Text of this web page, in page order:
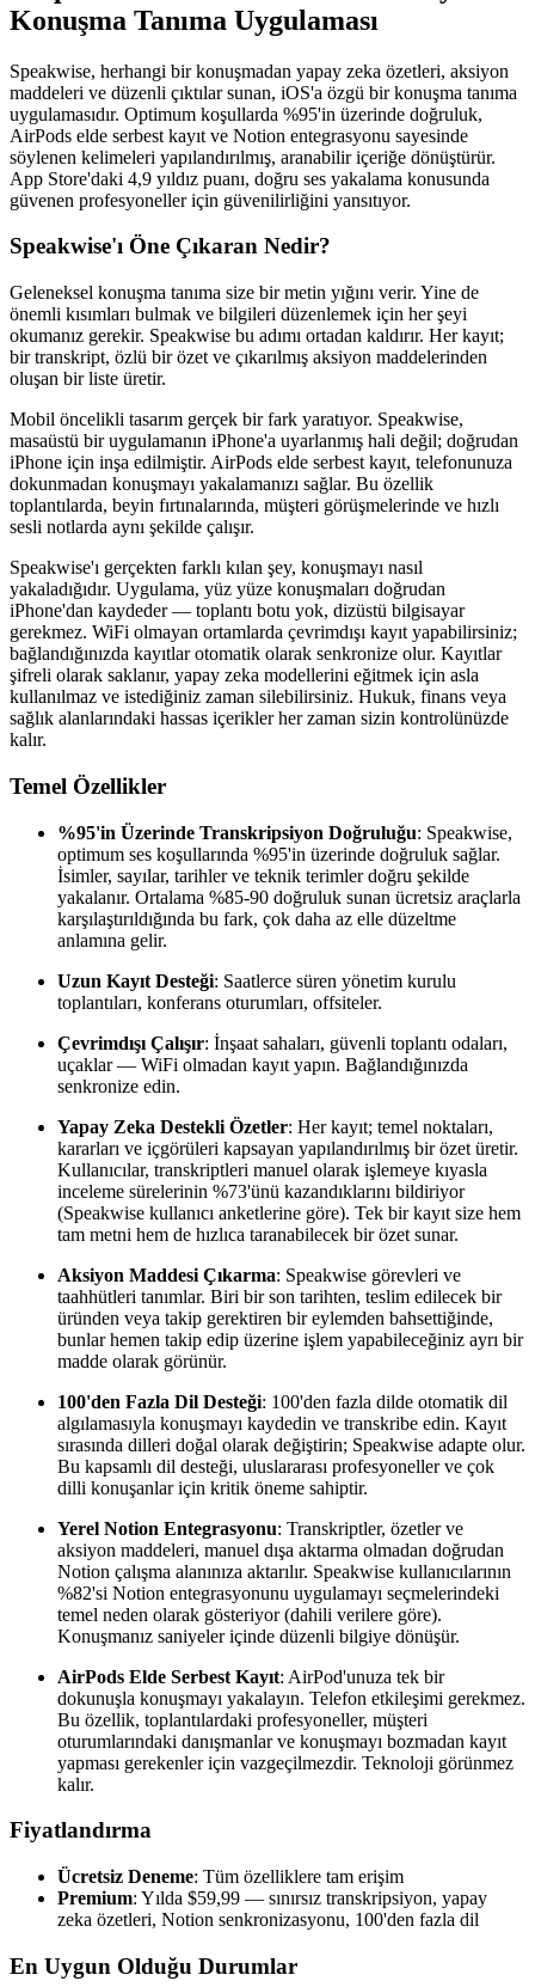
Konuşma Tanıma Uygulaması
Speakwise, herhangi bir konuşmadan yapay zeka özetleri, aksiyon
maddeleri ve düzenli çıktılar sunan, iOS'a özgü bir konuşma tanıma
uygulamasıdır. Optimum koşullarda %95'in üzerinde doğruluk,
AirPods elde serbest kayıt ve Notion entegrasyonu sayesinde
söylenen kelimeleri yapılandırılmış, aranabilir içeriğe dönüştürür.
App Store'daki 4,9 yıldız puanı, doğru ses yakalama konusunda
güvenen profesyoneller için güvenilirliğini yansıtıyor.
Speakwise'ı Öne Çıkaran Nedir?
Geleneksel konuşma tanıma size bir metin yığını verir. Yine de
önemli kısımları bulmak ve bilgileri düzenlemek için her şeyi
okumanız gerekir. Speakwise bu adımı ortadan kaldırır. Her kayıt;
bir transkript, özlü bir özet ve çıkarılmış aksiyon maddelerinden
oluşan bir liste üretir.
Mobil öncelikli tasarım gerçek bir fark yaratıyor. Speakwise,
masaüstü bir uygulamanın iPhone'a uyarlanmış hali değil; doğrudan
iPhone için inşa edilmiştir. AirPods elde serbest kayıt, telefonunuza
dokunmadan konuşmayı yakalamanızı sağlar. Bu özellik
toplantılarda, beyin fırtınalarında, müşteri görüşmelerinde ve hızlı
sesli notlarda aynı şekilde çalışır.
Speakwise'ı gerçekten farklı kılan şey, konuşmayı nasıl
yakaladığıdır. Uygulama, yüz yüze konuşmaları doğrudan
iPhone'dan kaydeder — toplantı botu yok, dizüstü bilgisayar
gerekmez. WiFi olmayan ortamlarda çevrimdışı kayıt yapabilirsiniz;
bağlandığınızda kayıtlar otomatik olarak senkronize olur. Kayıtlar
şifreli olarak saklanır, yapay zeka modellerini eğitmek için asla
kullanılmaz ve istediğiniz zaman silebilirsiniz. Hukuk, finans veya
sağlık alanlarındaki hassas içerikler her zaman sizin kontrolünüzde
kalır.
Temel Özellikler
%95'in Üzerinde Transkripsiyon Doğruluğu: Speakwise,
optimum ses koşullarında %95'in üzerinde doğruluk sağlar.
İsimler, sayılar, tarihler ve teknik terimler doğru şekilde
yakalanır. Ortalama %85-90 doğruluk sunan ücretsiz araçlarla
karşılaştırıldığında bu fark, çok daha az elle düzeltme
anlamına gelir.
Uzun Kayıt Desteği: Saatlerce süren yönetim kurulu
toplantıları, konferans oturumları, offsiteler.
Çevrimdışı Çalışır: İnşaat sahaları, güvenli toplantı odaları,
uçaklar — WiFi olmadan kayıt yapın. Bağlandığınızda
senkronize edin.
Yapay Zeka Destekli Özetler: Her kayıt; temel noktaları,
kararları ve içgörüleri kapsayan yapılandırılmış bir özet üretir.
Kullanıcılar, transkriptleri manuel olarak işlemeye kıyasla
inceleme sürelerinin %73'ünü kazandıklarını bildiriyor
(Speakwise kullanıcı anketlerine göre). Tek bir kayıt size hem
tam metni hem de hızlıca taranabilecek bir özet sunar.
Aksiyon Maddesi Çıkarma: Speakwise görevleri ve
taahhütleri tanımlar. Biri bir son tarihten, teslim edilecek bir
üründen veya takip gerektiren bir eylemden bahsettiğinde,
bunlar hemen takip edip üzerine işlem yapabileceğiniz ayrı bir
madde olarak görünür.
100'den Fazla Dil Desteği: 100'den fazla dilde otomatik dil
algılamasıyla konuşmayı kaydedin ve transkribe edin. Kayıt
sırasında dilleri doğal olarak değiştirin; Speakwise adapte olur.
Bu kapsamlı dil desteği, uluslararası profesyoneller ve çok
dilli konuşanlar için kritik öneme sahiptir.
Yerel Notion Entegrasyonu: Transkriptler, özetler ve
aksiyon maddeleri, manuel dışa aktarma olmadan doğrudan
Notion çalışma alanınıza aktarılır. Speakwise kullanıcılarının
%82'si Notion entegrasyonunu uygulamayı seçmelerindeki
temel neden olarak gösteriyor (dahili verilere göre).
Konuşmanız saniyeler içinde düzenli bilgiye dönüşür.
AirPods Elde Serbest Kayıt: AirPod'unuza tek bir
dokunuşla konuşmayı yakalayın. Telefon etkileşimi gerekmez.
Bu özellik, toplantılardaki profesyoneller, müşteri
oturumlarındaki danışmanlar ve konuşmayı bozmadan kayıt
yapması gerekenler için vazgeçilmezdir. Teknoloji görünmez
kalır.
Fiyatlandırma
Ücretsiz Deneme: Tüm özelliklere tam erişim
Premium: Yılda $59,99 — sınırsız transkripsiyon, yapay
zeka özetleri, Notion senkronizasyonu, 100'den fazla dil
En Uygun Olduğu Durumlar